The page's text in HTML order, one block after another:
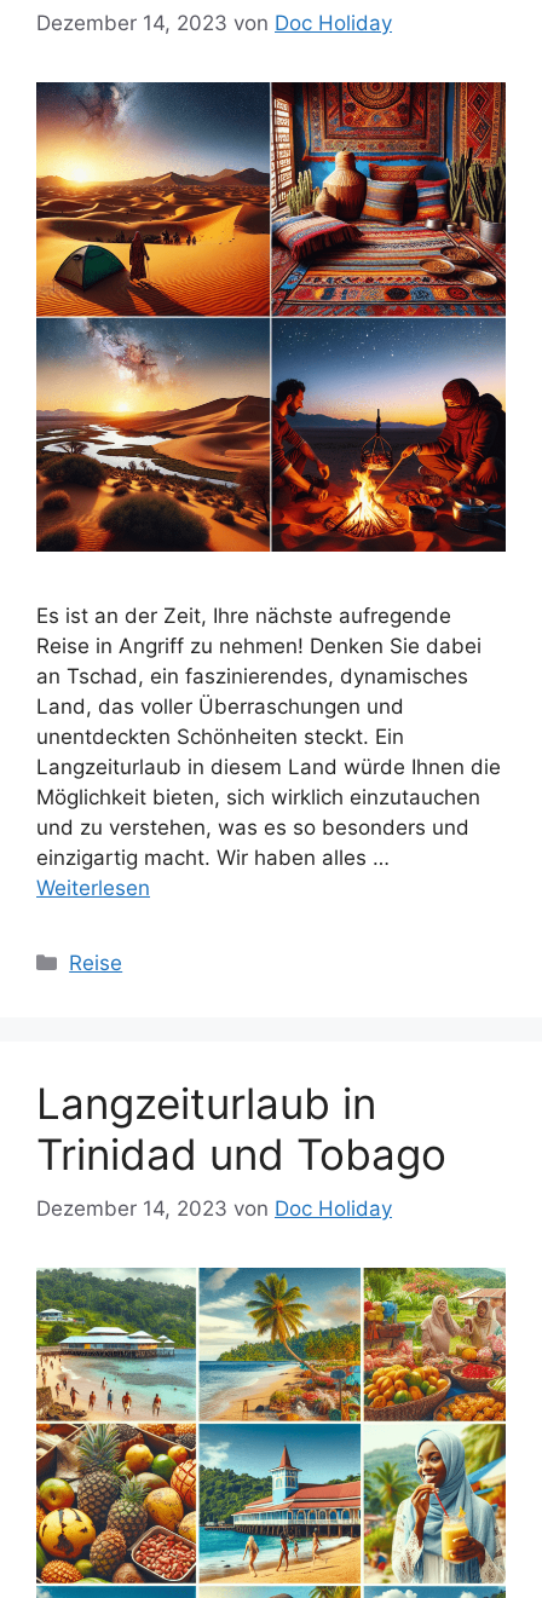
Dezember 14, 2023 von Doc Holiday
Es ist an der Zeit, Ihre nächste aufregende
Reise in Angriff zu nehmen! Denken Sie dabei
an Tschad, ein faszinierendes, dynamisches
Land, das voller Überraschungen und
unentdeckten Schönheiten steckt. Ein
Langzeiturlaub in diesem Land würde Ihnen die
Möglichkeit bieten, sich wirklich einzutauchen
und zu verstehen, was es so besonders und
einzigartig macht. Wir haben alles …
Weiterlesen
Kategorien
Reise
Langzeiturlaub in
Trinidad und Tobago
Dezember 14, 2023 von Doc Holiday